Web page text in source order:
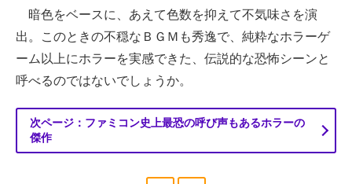
暗色をベースに、あえて色数を抑えて不気味さを演
出。このときの不穏なＢＧＭも秀逸で、純粋なホラーゲ
ーム以上にホラーを実感できた、伝説的な恐怖シーンと
呼べるのではないでしょうか。
次ページ：ファミコン史上最恐の呼び声もあるホラーの
傑作